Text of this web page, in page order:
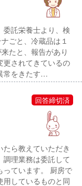
託栄養士より、検
ごと、冷蔵品は１
たと、報告があり
更されてきているの
常をきたす…
回答締切済
ら教えていただき
理業務は委託して
っています。 厨房で
しているものと同